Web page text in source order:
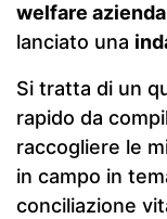
welfare
lanciato una
Si tratta di un
rapido da
raccogliere le
in campo in
conciliazione